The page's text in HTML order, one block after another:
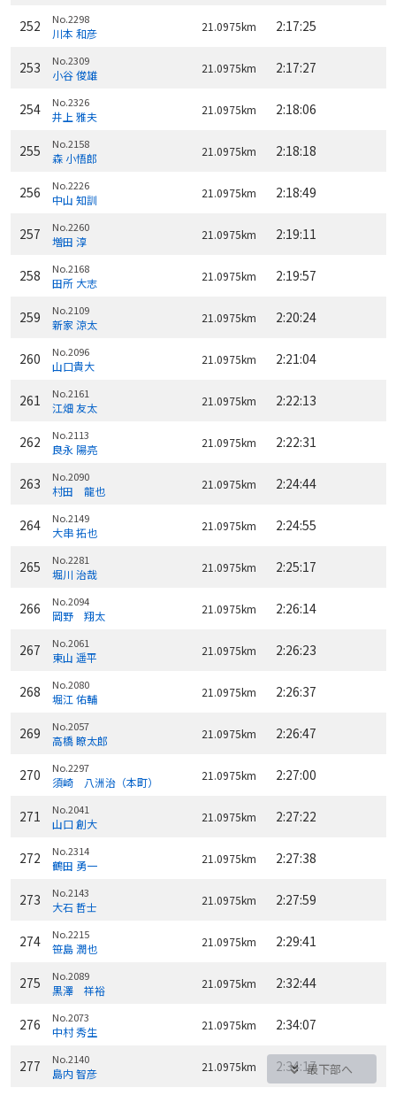
252 No.2298
川本 和彦 21.0975km 2:17:25
253 No.2309
小谷 俊雄 21.0975km 2:17:27
254 No.2326
井上 雅夫 21.0975km 2:18:06
255 No.2158
森 小悟郎 21.0975km 2:18:18
256 No.2226
中山 知訓 21.0975km 2:18:49
257 No.2260
増田 淳 21.0975km 2:19:11
258 No.2168
田所 大志 21.0975km 2:19:57
259 No.2109
新家 涼太 21.0975km 2:20:24
260 No.2096
山口貴大 21.0975km 2:21:04
261 No.2161
江畑 友太 21.0975km 2:22:13
262 No.2113
良永 陽亮 21.0975km 2:22:31
263 No.2090
村田 龍也 21.0975km 2:24:44
264 No.2149
大串 拓也 21.0975km 2:24:55
265 No.2281
堀川 治哉 21.0975km 2:25:17
266 No.2094
岡野 翔太 21.0975km 2:26:14
267 No.2061
東山 遥平 21.0975km 2:26:23
268 No.2080
堀江 佑輔 21.0975km 2:26:37
269 No.2057
高橋 瞭太郎 21.0975km 2:26:47
270 No.2297
須崎 八洲治（本町） 21.0975km 2:27:00
271 No.2041
山口 創大 21.0975km 2:27:22
272 No.2314
鶴田 勇一 21.0975km 2:27:38
273 No.2143
大石 哲士 21.0975km 2:27:59
274 No.2215
笹島 潤也 21.0975km 2:29:41
275 No.2089
黒澤 祥裕 21.0975km 2:32:44
276 No.2073
中村 秀生 21.0975km 2:34:07
277 No.2140
島内 智彦 21.0975km 2:34:17最下部へ